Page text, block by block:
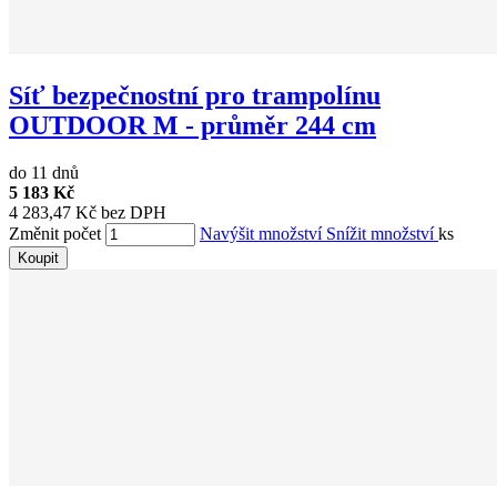
Síť bezpečnostní pro trampolínu
OUTDOOR M - průměr 244 cm
do 11 dnů
5 183 Kč
4 283,47 Kč bez DPH
Změnit počet
Navýšit množství Snížit množstvíks
Koupit